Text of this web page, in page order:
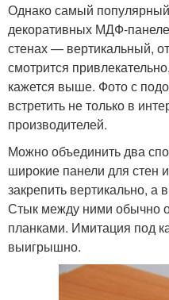
Однако самый
декоративных МДФ-
стенах — вертикальный,
смотрится
кажется выше. Фото с
встретить не только в
производителей.
Можно объединить два
широкие панели для стен
закрепить вертикально, а
Стык между ними обычно
планками. Имитация под
выигрышно.